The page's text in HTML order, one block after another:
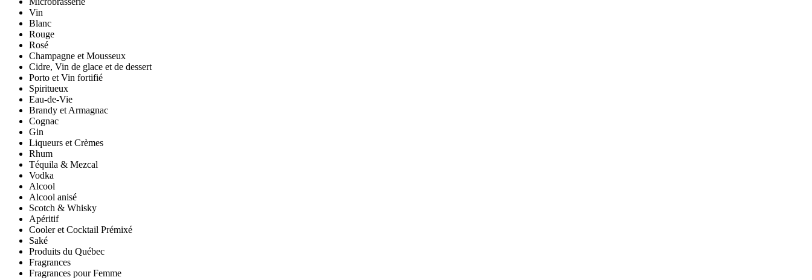
Vin
Blanc
Rouge
Rosé
Champagne et Mousseux
Cidre, Vin de glace et de dessert
Porto et Vin fortifié
Spiritueux
Eau-de-Vie
Brandy et Armagnac
Cognac
Gin
Liqueurs et Crèmes
Rhum
Téquila & Mezcal
Vodka
Alcool
Alcool anisé
Scotch & Whisky
Apéritif
Cooler et Cocktail Prémixé
Saké
Produits du Québec
Fragrances
Fragrances pour Femme